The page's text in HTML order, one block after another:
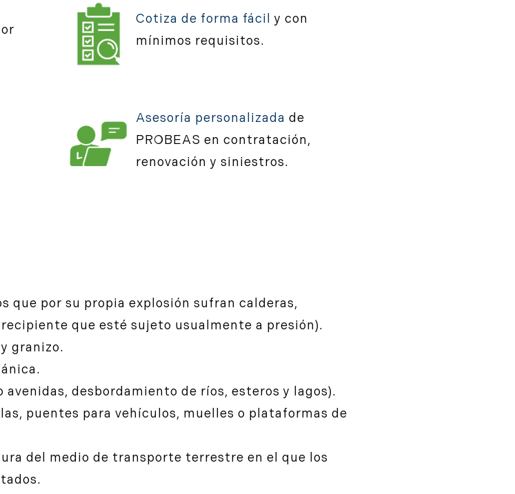
Cotiza de forma fácil
y con
mínimos requisitos.
Asesoría personalizada de
PROBEAS en contratación,
renovación y siniestros.
que por su propia explosión sufran calderas,
que esté sujeto usualmente a presión).
granizo.
avenidas, desbordamiento de ríos, esteros y lagos).
puentes para vehículos, muelles o plataformas de
del medio de transporte terrestre en el que los